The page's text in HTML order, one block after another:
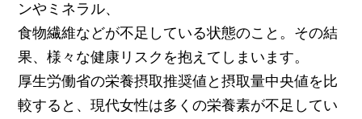
ンやミネラル、
食物繊維などが不足している状態のこと。その結
果、様々な健康リスクを抱えてしまいます。
厚生労働省の栄養摂取推奨値と摂取量中央値を比
較すると、現代女性は多くの栄養素が不足してい